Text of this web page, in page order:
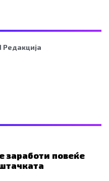
Редакција
заработи повеќе